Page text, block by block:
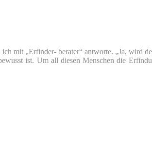
mit „Erfinder- berater“ antworte. „Ja, wird
ist. Um all diesen Menschen die